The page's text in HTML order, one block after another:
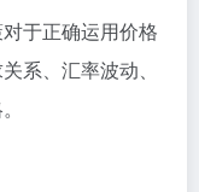
于正确运用价格
系、汇率波动、